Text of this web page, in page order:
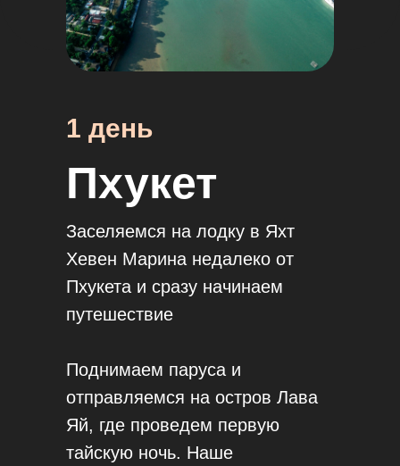
Пхукет
Заселяемся на лодку в Яхт
Хевен Марина недалеко от
Пхукета и сразу начинаем
путешествие
Поднимаем паруса и
отправляемся на остров Лава
Яй, где проведем первую
тайскую ночь. Наше
1 день